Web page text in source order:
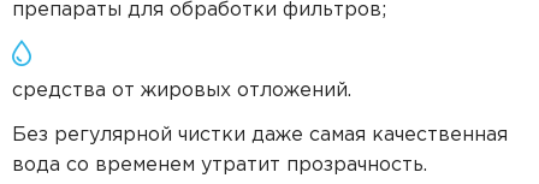
препараты для обработки фильтров;
средства от жировых отложений.
Без регулярной чистки даже самая качественная
вода со временем утратит прозрачность.